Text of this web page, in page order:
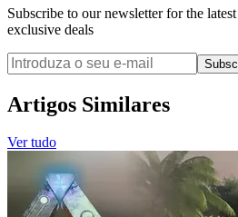
Subscribe to our newsletter for the
exclusive deals
Artigos Similares
Ver tudo